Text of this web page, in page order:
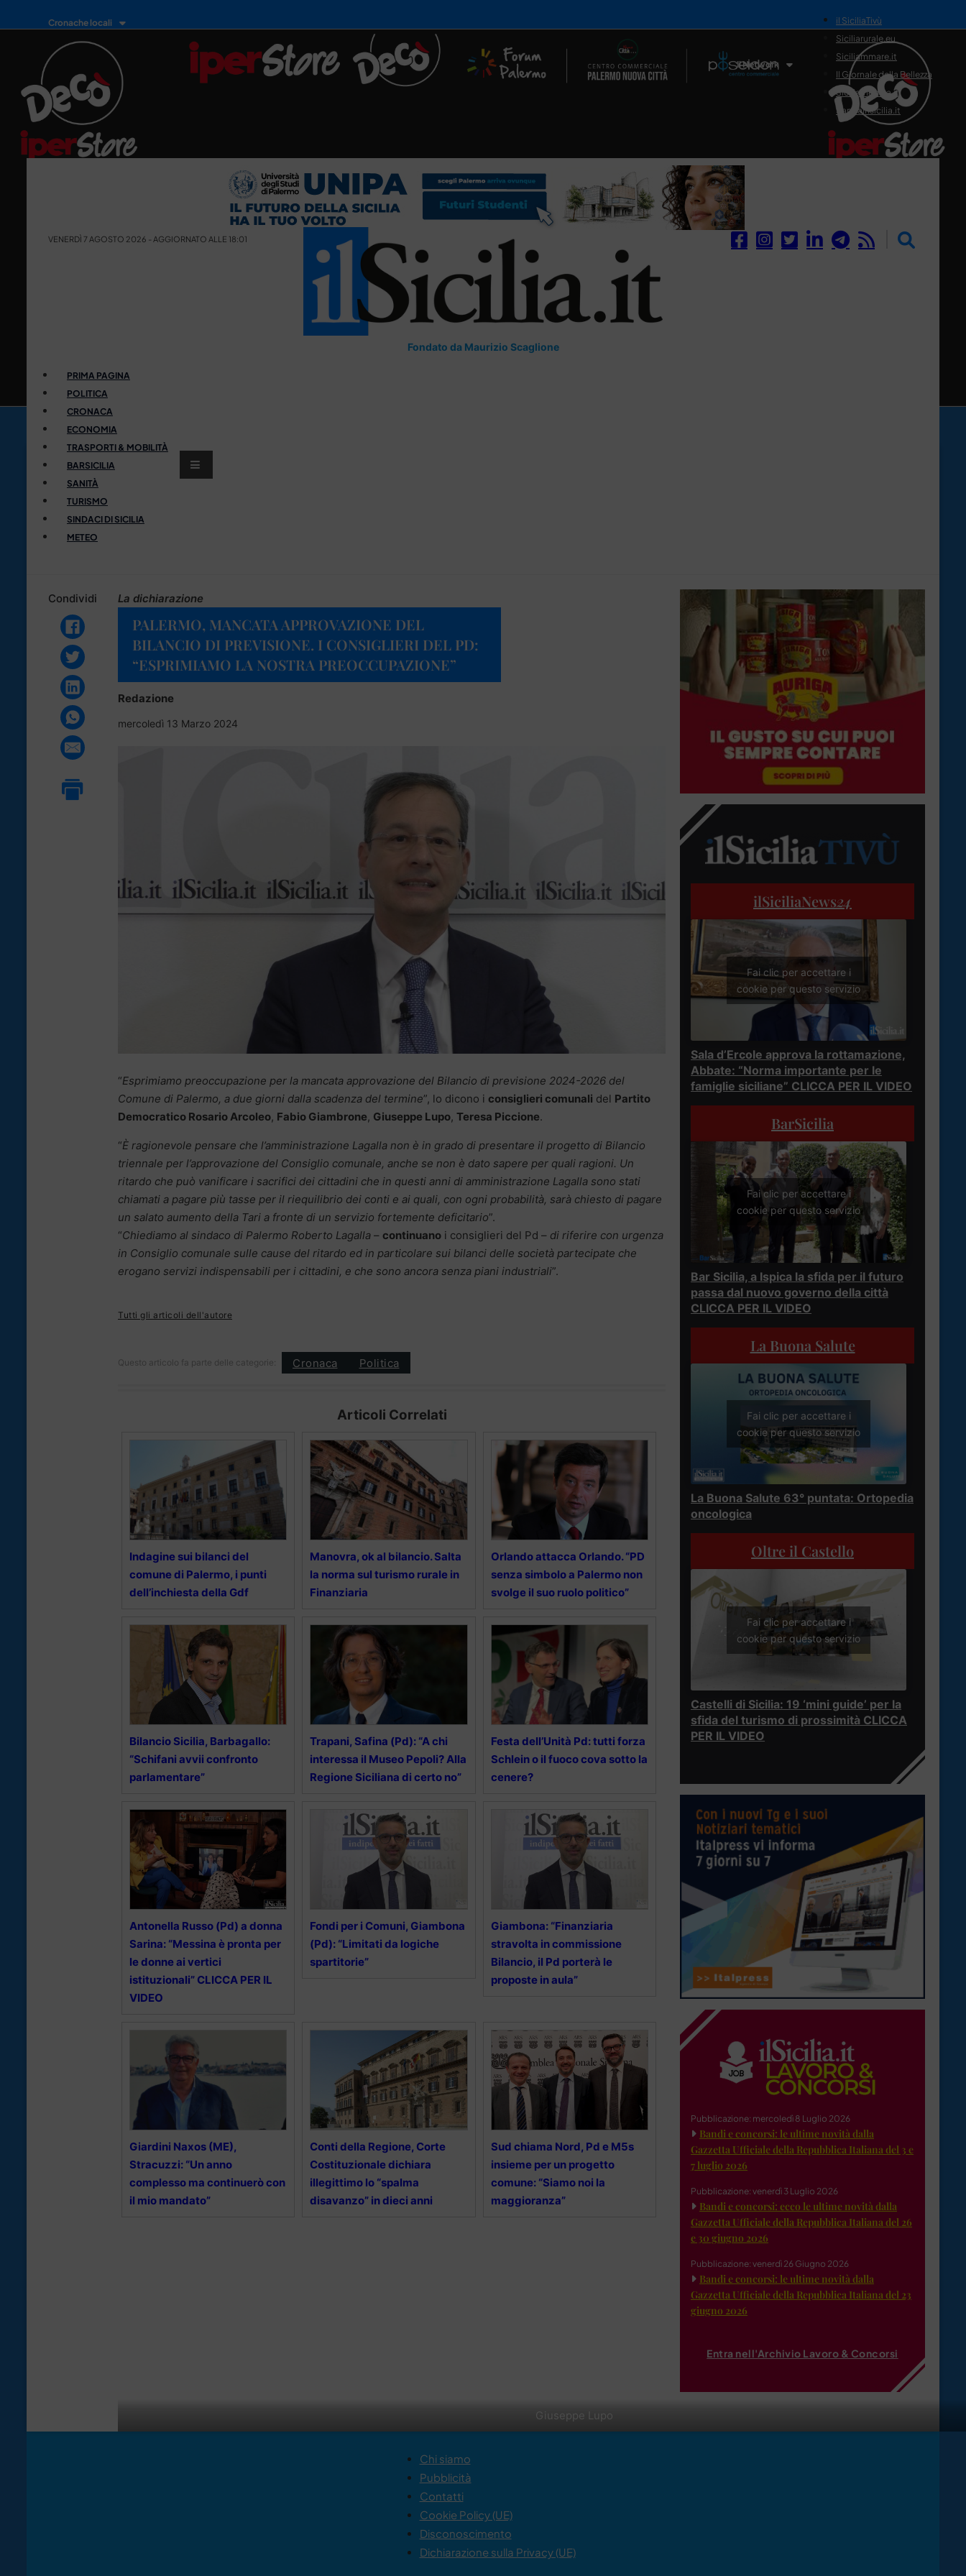
Cronache locali
Il Network
il SiciliaTivù
Siciliarurale.eu
Siciliammare.it
Il Giornale della Bellezza
Siciliamedica.it
Sanitainsicilia.it
VENERDÌ 7 AGOSTO 2026 - AGGIORNATO ALLE 18:01
Fondato da Maurizio Scaglione
PRIMA PAGINA
POLITICA
CRONACA
ECONOMIA
TRASPORTI & MOBILITÀ
BARSICILIA
SANITÀ
TURISMO
SINDACI DI SICILIA
METEO
Condividi La dichiarazione
PALERMO, MANCATA APPROVAZIONE DEL
BILANCIO DI PREVISIONE. I CONSIGLIERI DEL PD:
“ESPRIMIAMO LA NOSTRA PREOCCUPAZIONE”
Redazione
mercoledì 13 Marzo 2024
Giuseppe Lupo
“Esprimiamo preoccupazione per la mancata approvazione del Bilancio di previsione 2024-2026 del
Comune di Palermo, a due giorni dalla scadenza del termine”, lo dicono i consiglieri comunali del Partito
Democratico Rosario Arcoleo, Fabio Giambrone, Giuseppe Lupo, Teresa Piccione.
“È ragionevole pensare che l’amministrazione Lagalla non è in grado di presentare il progetto di Bilancio
triennale per l’approvazione del Consiglio comunale, anche se non è dato sapere per quali ragioni. Un
ritardo che può vanificare i sacrifici dei cittadini che in questi anni di amministrazione Lagalla sono stati
chiamati a pagare più tasse per il riequilibrio dei conti e ai quali, con ogni probabilità, sarà chiesto di pagare
un salato aumento della Tari a fronte di un servizio fortemente deficitario”.
“Chiediamo al sindaco di Palermo Roberto Lagalla – continuano i consiglieri del Pd – di riferire con urgenza
in Consiglio comunale sulle cause del ritardo ed in particolare sui bilanci delle società partecipate che
erogano servizi indispensabili per i cittadini, e che sono ancora senza piani industriali”.
Tutti gli articoli dell'autore
Questo articolo fa parte delle categorie: Cronaca Politica
Articoli Correlati
Indagine sui bilanci del
comune di Palermo, i punti
dell’inchiesta della Gdf
Manovra, ok al bilancio. Salta
la norma sul turismo rurale in
Finanziaria
Orlando attacca Orlando. “PD
senza simbolo a Palermo non
svolge il suo ruolo politico”
Bilancio Sicilia, Barbagallo:
“Schifani avvii confronto
parlamentare”
Trapani, Safina (Pd): “A chi
interessa il Museo Pepoli? Alla
Regione Siciliana di certo no”
Festa dell’Unità Pd: tutti forza
Schlein o il fuoco cova sotto la
cenere?
Antonella Russo (Pd) a donna
Sarina: “Messina è pronta per
le donne ai vertici
istituzionali” CLICCA PER IL
VIDEO
Fondi per i Comuni, Giambona
(Pd): “Limitati da logiche
spartitorie”
Giambona: “Finanziaria
stravolta in commissione
Bilancio, il Pd porterà le
proposte in aula”
Giardini Naxos (ME),
Stracuzzi: “Un anno
complesso ma continuerò con
il mio mandato”
Conti della Regione, Corte
Costituzionale dichiara
illegittimo lo “spalma
disavanzo” in dieci anni
Sud chiama Nord, Pd e M5s
insieme per un progetto
comune: “Siamo noi la
maggioranza”
ilSiciliaNews24
Fai clic per accettare i
cookie per questo servizio
Sala d’Ercole approva la rottamazione,
Abbate: “Norma importante per le
famiglie siciliane” CLICCA PER IL VIDEO
BarSicilia
Fai clic per accettare i
cookie per questo servizio
Bar Sicilia, a Ispica la sfida per il futuro
passa dal nuovo governo della città
CLICCA PER IL VIDEO
La Buona Salute
Fai clic per accettare i
cookie per questo servizio
La Buona Salute 63° puntata: Ortopedia
oncologica
Oltre il Castello
Fai clic per accettare i
cookie per questo servizio
Castelli di Sicilia: 19 ‘mini guide’ per la
sfida del turismo di prossimità CLICCA
PER IL VIDEO
Pubblicazione: mercoledì 8 Luglio 2026
Bandi e concorsi: le ultime novità dalla
Gazzetta Ufficiale della Repubblica Italiana del 3 e
7 luglio 2026
Pubblicazione: venerdì 3 Luglio 2026
Bandi e concorsi: ecco le ultime novità dalla
Gazzetta Ufficiale della Repubblica Italiana del 26
e 30 giugno 2026
Pubblicazione: venerdì 26 Giugno 2026
Bandi e concorsi: le ultime novità dalla
Gazzetta Ufficiale della Repubblica Italiana del 23
giugno 2026
Entra nell'Archivio Lavoro & Concorsi
Chi siamo
Pubblicità
Contatti
Cookie Policy (UE)
Disconoscimento
Dichiarazione sulla Privacy (UE)